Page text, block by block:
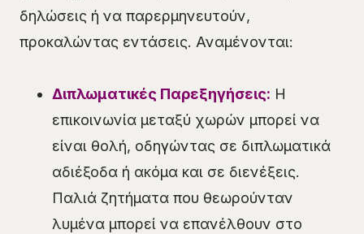
δηλώσεις ή να παρερμηνευτούν,
προκαλώντας εντάσεις. Αναμένονται:
Διπλωματικές Παρεξηγήσεις: Η
επικοινωνία μεταξύ χωρών μπορεί να
είναι θολή, οδηγώντας σε διπλωματικά
αδιέξοδα ή ακόμα και σε διενέξεις.
Παλιά ζητήματα που θεωρούνταν
λυμένα μπορεί να επανέλθουν στο